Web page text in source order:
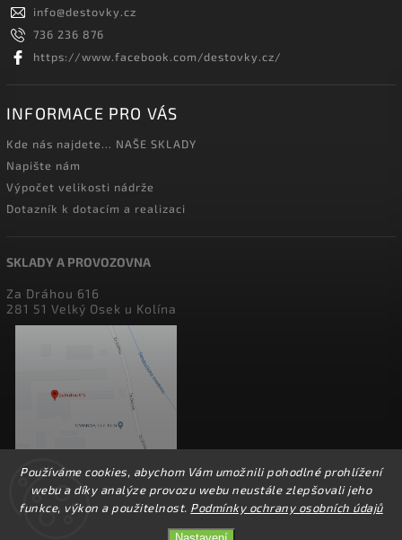
Používáme cookies, abychom Vám umožnili pohodlné prohlížení
webu a díky analýze provozu webu neustále zlepšovali jeho
funkce, výkon a použitelnost. Podmínky ochrany osobních údajů
info@destovky.cz
736 236 876
https://www.facebook.com/destovky.cz/
INFORMACE PRO VÁS
Kde nás najdete... NAŠE SKLADY
Napište nám
Výpočet velikosti nádrže
Dotazník k dotacím a realizaci
SKLADY A PROVOZOVNA
Za Dráhou 616
281 51 Velký Osek u Kolína